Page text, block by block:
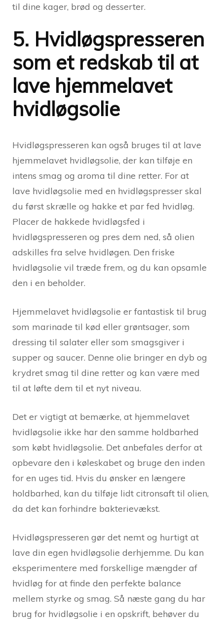
til dine kager, brød og desserter.
5. Hvidløgspresseren
som et redskab til at
lave hjemmelavet
hvidløgsolie
Hvidløgspresseren kan også bruges til at lave
hjemmelavet hvidløgsolie, der kan tilføje en
intens smag og aroma til dine retter. For at
lave hvidløgsolie med en hvidløgspresser skal
du først skrælle og hakke et par fed hvidløg.
Placer de hakkede hvidløgsfed i
hvidløgspresseren og pres dem ned, så olien
adskilles fra selve hvidløgen. Den friske
hvidløgsolie vil træde frem, og du kan opsamle
den i en beholder.
Hjemmelavet hvidløgsolie er fantastisk til brug
som marinade til kød eller grøntsager, som
dressing til salater eller som smagsgiver i
supper og saucer. Denne olie bringer en dyb og
krydret smag til dine retter og kan være med
til at løfte dem til et nyt niveau.
Det er vigtigt at bemærke, at hjemmelavet
hvidløgsolie ikke har den samme holdbarhed
som købt hvidløgsolie. Det anbefales derfor at
opbevare den i køleskabet og bruge den inden
for en uges tid. Hvis du ønsker en længere
holdbarhed, kan du tilføje lidt citronsaft til olien,
da det kan forhindre bakterievækst.
Hvidløgspresseren gør det nemt og hurtigt at
lave din egen hvidløgsolie derhjemme. Du kan
eksperimentere med forskellige mængder af
hvidløg for at finde den perfekte balance
mellem styrke og smag. Så næste gang du har
brug for hvidløgsolie i en opskrift, behøver du